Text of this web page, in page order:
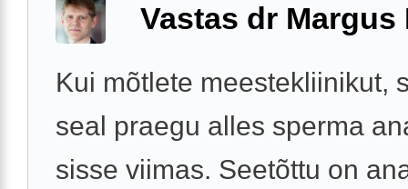
Vastas dr Margus
Kui mõtlete meestekliinikut,
seal praegu alles sperma
sisse viimas. Seetõttu on